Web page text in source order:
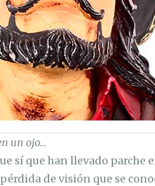
un ojo…
sí que han llevado parche
de visión que se